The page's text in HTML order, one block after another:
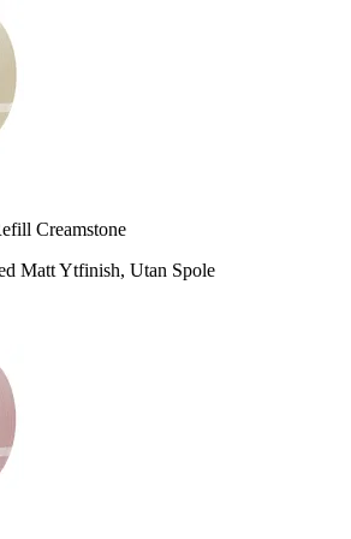
Creamstone
Matt Ytfinish, Utan Spole